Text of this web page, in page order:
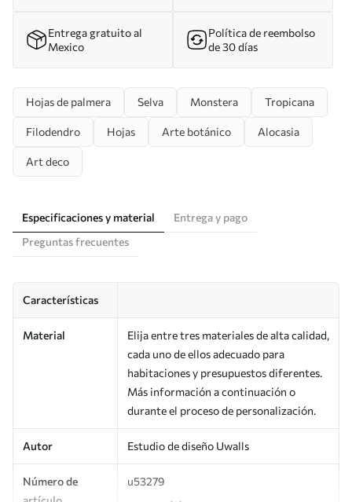
Entrega gratuito al
Mexico
Política de reembolso
de 30 días
Hojas de palmera Selva Monstera Tropicana
Filodendro Hojas Arte botánico Alocasia
Art deco
Especificaciones y material
Entrega y pago
Preguntas frecuentes
Características
Material
Elija entre tres materiales de alta calidad,
cada uno de ellos adecuado para
habitaciones y presupuestos diferentes.
Más información a continuación o
durante el proceso de personalización.
Autor Estudio de diseño Uwalls
Número de
u53279